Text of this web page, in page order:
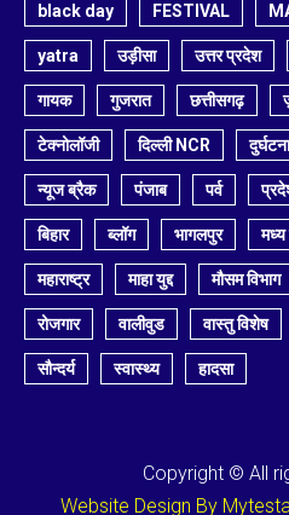
black day FESTIVAL
yatra उड़ीसा उत्तर प्रदेश
गायक गुजरात छत्तीसगढ़
टेक्नोलॉजी दिल्ली NCR दुर्घटना
न्यूज ब्रैक पंजाब पर्व
बिहार ब्लॉग भागलपुर
महाराष्ट्र माहा युद्द मौसम विभाग
रोजगार वालीवुड वास्तु विशेष
सौन्दर्य स्वास्थ्य हादसा
Copyright © All
Website Design By